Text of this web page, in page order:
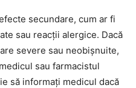
secundare, cum ar fi
sau reacții alergice. Dacă
severe sau neobișnuite,
sau farmacistul
să informați medicul dacă